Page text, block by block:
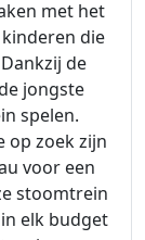
met het
die
de
jongste
spelen.
op zoek zijn
voor een
stoomtrein
elk budget